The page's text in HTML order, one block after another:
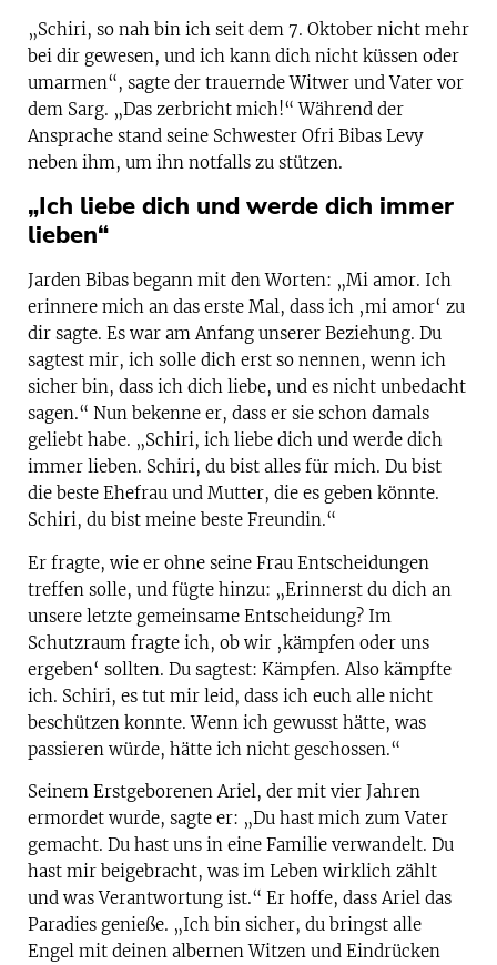
„Schiri, so nah bin ich seit dem 7. Oktober nicht mehr
bei dir gewesen, und ich kann dich nicht küssen oder
umarmen“, sagte der trauernde Witwer und Vater vor
dem Sarg. „Das zerbricht mich!“ Während der
Ansprache stand seine Schwester Ofri Bibas Levy
neben ihm, um ihn notfalls zu stützen.
„Ich liebe dich und werde dich immer
lieben“
Jarden Bibas begann mit den Worten: „Mi amor. Ich
erinnere mich an das erste Mal, dass ich ‚mi amor‘ zu
dir sagte. Es war am Anfang unserer Beziehung. Du
sagtest mir, ich solle dich erst so nennen, wenn ich
sicher bin, dass ich dich liebe, und es nicht unbedacht
sagen.“ Nun bekenne er, dass er sie schon damals
geliebt habe. „Schiri, ich liebe dich und werde dich
immer lieben. Schiri, du bist alles für mich. Du bist
die beste Ehefrau und Mutter, die es geben könnte.
Schiri, du bist meine beste Freundin.“
Er fragte, wie er ohne seine Frau Entscheidungen
treffen solle, und fügte hinzu: „Erinnerst du dich an
unsere letzte gemeinsame Entscheidung? Im
Schutzraum fragte ich, ob wir ‚kämpfen oder uns
ergeben‘ sollten. Du sagtest: Kämpfen. Also kämpfte
ich. Schiri, es tut mir leid, dass ich euch alle nicht
beschützen konnte. Wenn ich gewusst hätte, was
passieren würde, hätte ich nicht geschossen.“
Seinem Erstgeborenen Ariel, der mit vier Jahren
ermordet wurde, sagte er: „Du hast mich zum Vater
gemacht. Du hast uns in eine Familie verwandelt. Du
hast mir beigebracht, was im Leben wirklich zählt
und was Verantwortung ist.“ Er hoffe, dass Ariel das
Paradies genieße. „Ich bin sicher, du bringst alle
Engel mit deinen albernen Witzen und Eindrücken